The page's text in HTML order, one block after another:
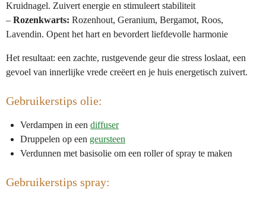
Kruidnagel. Zuivert energie en stimuleert stabiliteit
– Rozenkwarts: Rozenhout, Geranium, Bergamot, Roos,
Lavendin. Opent het hart en bevordert liefdevolle harmonie
Het resultaat: een zachte, rustgevende geur die stress loslaat, een
gevoel van innerlijke vrede creëert en je huis energetisch zuivert.
Gebruikerstips olie:
Verdampen in een diffuser
Druppelen op een geursteen
Verdunnen met basisolie om een roller of spray te maken
Gebruikerstips spray: